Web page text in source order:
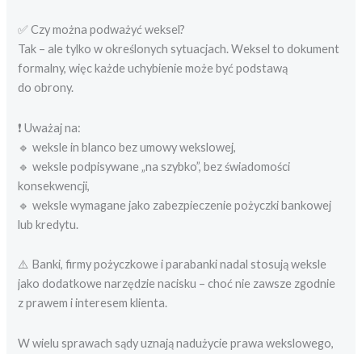
✅ Czy można podważyć weksel?
Tak – ale tylko w określonych sytuacjach. Weksel to dokument
formalny, więc każde uchybienie może być podstawą
do obrony.
❗ Uważaj na:
🔹 weksle in blanco bez umowy wekslowej,
🔹 weksle podpisywane „na szybko”, bez świadomości
konsekwencji,
🔹 weksle wymagane jako zabezpieczenie pożyczki bankowej
lub kredytu.
⚠️ Banki, firmy pożyczkowe i parabanki nadal stosują weksle
jako dodatkowe narzędzie nacisku – choć nie zawsze zgodnie
z prawem i interesem klienta.
W wielu sprawach sądy uznają nadużycie prawa wekslowego,